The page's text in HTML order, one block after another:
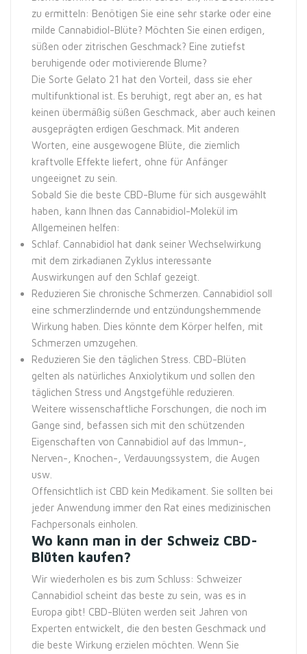
zu ermitteln: Benötigen Sie eine sehr starke oder eine
milde Cannabidiol-Blüte? Möchten Sie einen erdigen,
süßen oder zitrischen Geschmack? Eine zutiefst
beruhigende oder motivierende Blume?
Die Sorte Gelato 21 hat den Vorteil, dass sie eher
multifunktional ist. Es beruhigt, regt aber an, es hat
keinen übermäßig süßen Geschmack, aber auch keinen
ausgeprägten erdigen Geschmack. Mit anderen
Worten, eine ausgewogene Blüte, die ziemlich
kraftvolle Effekte liefert, ohne für Anfänger
ungeeignet zu sein.
Sobald Sie die beste CBD-Blume für sich ausgewählt
haben, kann Ihnen das Cannabidiol-Molekül im
Allgemeinen helfen:
Schlaf. Cannabidiol hat dank seiner Wechselwirkung
mit dem zirkadianen Zyklus interessante
Auswirkungen auf den Schlaf gezeigt.
Reduzieren Sie chronische Schmerzen. Cannabidiol soll
eine schmerzlindernde und entzündungshemmende
Wirkung haben. Dies könnte dem Körper helfen, mit
Schmerzen umzugehen.
Reduzieren Sie den täglichen Stress. CBD-Blüten
gelten als natürliches Anxiolytikum und sollen den
täglichen Stress und Angstgefühle reduzieren.
Weitere wissenschaftliche Forschungen, die noch im
Gange sind, befassen sich mit den schützenden
Eigenschaften von Cannabidiol auf das Immun-,
Nerven-, Knochen-, Verdauungssystem, die Augen
usw.
Offensichtlich ist CBD kein Medikament. Sie sollten bei
jeder Anwendung immer den Rat eines medizinischen
Fachpersonals einholen.
Wo kann man in der Schweiz CBD-
Blüten kaufen?
Wir wiederholen es bis zum Schluss: Schweizer
Cannabidiol scheint das beste zu sein, was es in
Europa gibt! CBD-Blüten werden seit Jahren von
Experten entwickelt, die den besten Geschmack und
die beste Wirkung erzielen möchten. Wenn Sie